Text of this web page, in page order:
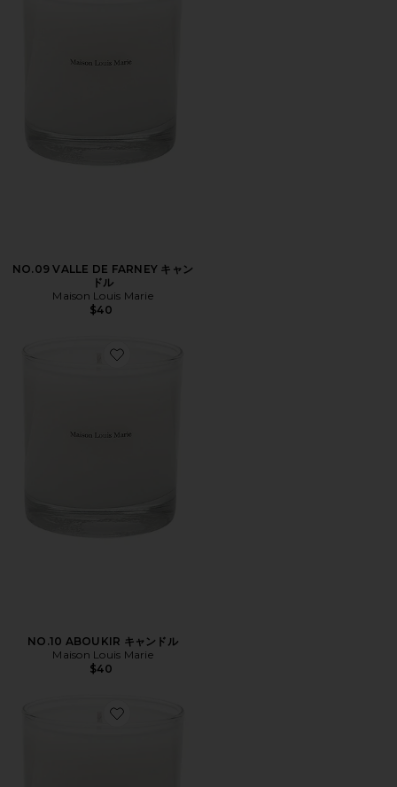
NO.09 VALLE DE FARNEY キャン
ドル
Maison Louis Marie
$40
Favorite NO.10 ABOUKIR キャンドル
NO.10 ABOUKIR キャンドル
Maison Louis Marie
$40
Favorite NO.01 SCALPAY キャンドル